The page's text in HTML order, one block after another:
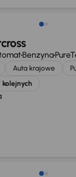
Benzyna
Auta krajowe
kolejnych